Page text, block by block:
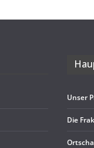
Unser
Die